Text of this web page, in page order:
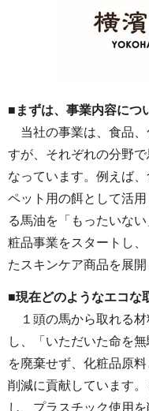
■まずは、事業内容につ
当社の事業は、食品、
すが、それぞれの分野
なっています。例えば
ペット用の餌として活
る馬油を「もったいな
粧品事業をスタートし
たスキンケア商品を展開
■現在どのようなエコな
１頭の馬から取れる材
し、「いただいた命を
を廃棄せず、化粧品原
削減に貢献しています
し、プラスチック使用